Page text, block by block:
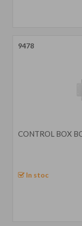
9478
CONTROL BOX
In stoc